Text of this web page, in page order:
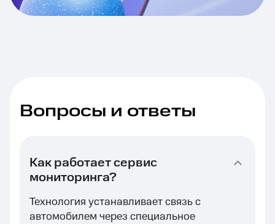
Вопросы и ответы
Как работает сервис
мониторинга?
Технология устанавливает связь с
автомобилем через специальное